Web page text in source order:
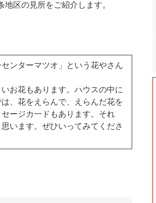
区の見所をご紹介します。​
ンターマツオ」という花やさん
お花もあります。ハウスの中に
、花をえらんで、えらんだ花を
ージカ一ドもあります。それ
います。ぜひいってみてくださ